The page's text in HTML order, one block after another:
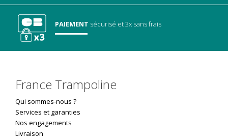
PAIEMENT sécurisé et 3x sans frais
France Trampoline
Qui sommes-nous ?
Services et garanties
Nos engagements
Livraison